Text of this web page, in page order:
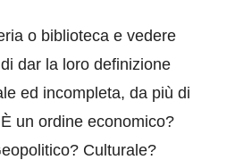
o biblioteca e vedere
dar la loro definizione
ed incompleta, da più di
un ordine economico?
Culturale?